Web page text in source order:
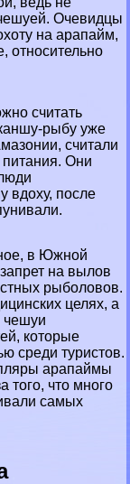
Очевидцы
на арапайм,
относительно
считать
рыбу уже
считали
Они
вдоху, после
в Южной
на вылов
рыболовов.
целях, а
чешуи
которые
среди туристов.
арапаймы
того, что много
самых